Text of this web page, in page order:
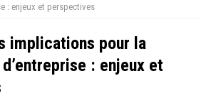
: enjeux et perspectives
implications pour la
: enjeux et